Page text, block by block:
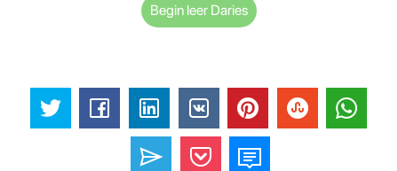
Begin leer Daries